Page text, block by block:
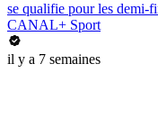
se qualifie pour les demi-
CANAL+ Sport
il y a 7 semaines